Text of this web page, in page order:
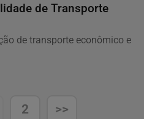
de Transporte
de transporte econômico e
2 >>